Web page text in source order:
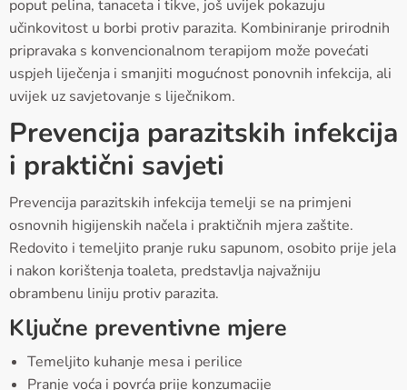
poput pelina, tanaceta i tikve, još uvijek pokazuju
učinkovitost u borbi protiv parazita. Kombiniranje prirodnih
pripravaka s konvencionalnom terapijom može povećati
uspjeh liječenja i smanjiti mogućnost ponovnih infekcija, ali
uvijek uz savjetovanje s liječnikom.
Prevencija parazitskih infekcija
i praktični savjeti
Prevencija parazitskih infekcija temelji se na primjeni
osnovnih higijenskih načela i praktičnih mjera zaštite.
Redovito i temeljito pranje ruku sapunom, osobito prije jela
i nakon korištenja toaleta, predstavlja najvažniju
obrambenu liniju protiv parazita.
Ključne preventivne mjere
Temeljito kuhanje mesa i perilice
Pranje voća i povrća prije konzumacije